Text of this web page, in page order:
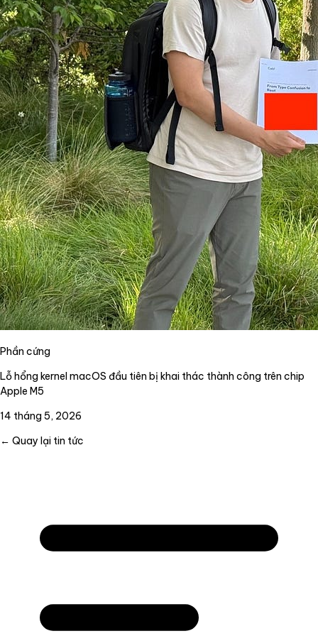
Phần cứng
Lỗ hổng kernel macOS đầu tiên bị khai thác thành công trên chip
Apple M5
14 tháng 5, 2026
← Quay lại tin tức